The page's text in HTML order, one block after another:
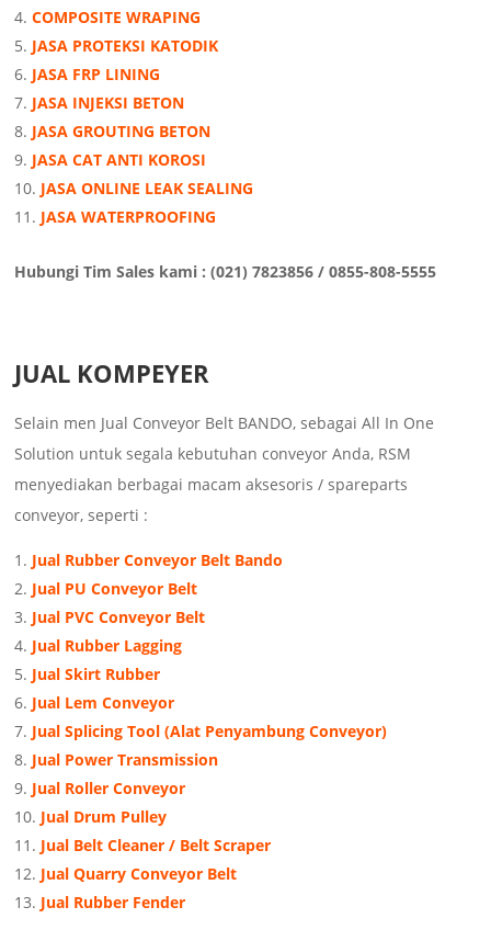
COMPOSITE WRAPING
JASA PROTEKSI KATODIK
JASA FRP LINING
JASA INJEKSI BETON
JASA GROUTING BETON
JASA CAT ANTI KOROSI
JASA ONLINE LEAK SEALING
JASA WATERPROOFING
Hubungi Tim Sales kami : (021) 7823856 / 0855-808-5555
JUAL KOMPEYER
Selain men Jual Conveyor Belt BANDO, sebagai All In One
Solution untuk segala kebutuhan conveyor Anda, RSM
menyediakan berbagai macam aksesoris / spareparts
conveyor, seperti :
Jual Rubber Conveyor Belt Bando
Jual PU Conveyor Belt
Jual PVC Conveyor Belt
Jual Rubber Lagging
Jual Skirt Rubber
Jual Lem Conveyor
Jual Splicing Tool (Alat Penyambung Conveyor)
Jual Power Transmission
Jual Roller Conveyor
Jual Drum Pulley
Jual Belt Cleaner / Belt Scraper
Jual Quarry Conveyor Belt
Jual Rubber Fender